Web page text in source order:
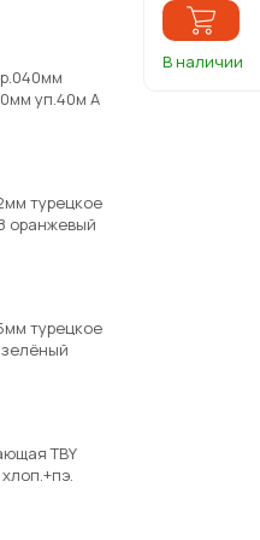
В наличии
уп.40м А
турецкое
оранжевый
турецкое
TBY